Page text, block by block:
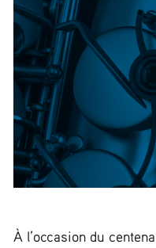
À l’occasion du